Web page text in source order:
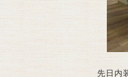
先日内